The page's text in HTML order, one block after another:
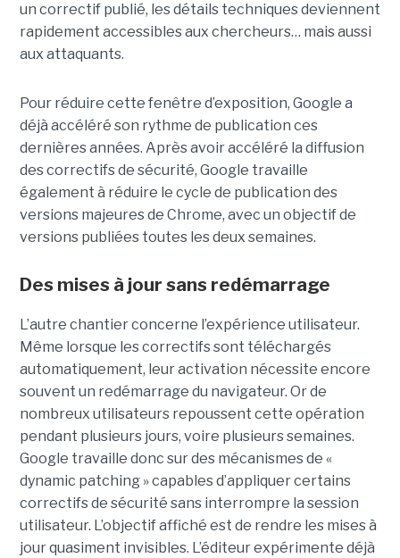
un correctif publié, les détails techniques deviennent
rapidement accessibles aux chercheurs… mais aussi
aux attaquants.
Pour réduire cette fenêtre d’exposition, Google a
déjà accéléré son rythme de publication ces
dernières années. Après avoir accéléré la diffusion
des correctifs de sécurité, Google travaille
également à réduire le cycle de publication des
versions majeures de Chrome, avec un objectif de
versions publiées toutes les deux semaines.
Des mises à jour sans redémarrage
L’autre chantier concerne l’expérience utilisateur.
Même lorsque les correctifs sont téléchargés
automatiquement, leur activation nécessite encore
souvent un redémarrage du navigateur. Or de
nombreux utilisateurs repoussent cette opération
pendant plusieurs jours, voire plusieurs semaines.
Google travaille donc sur des mécanismes de «
dynamic patching » capables d’appliquer certains
correctifs de sécurité sans interrompre la session
utilisateur. L’objectif affiché est de rendre les mises à
jour quasiment invisibles. L’éditeur expérimente déjà